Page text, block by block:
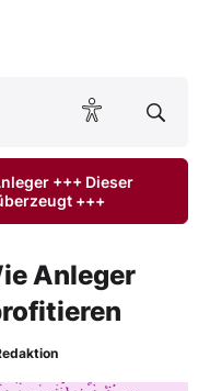
ONLINE lesen
+++ Dieser
+++
Anleger